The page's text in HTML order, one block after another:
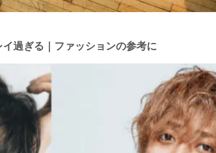
過ぎる｜ファッションの参考に